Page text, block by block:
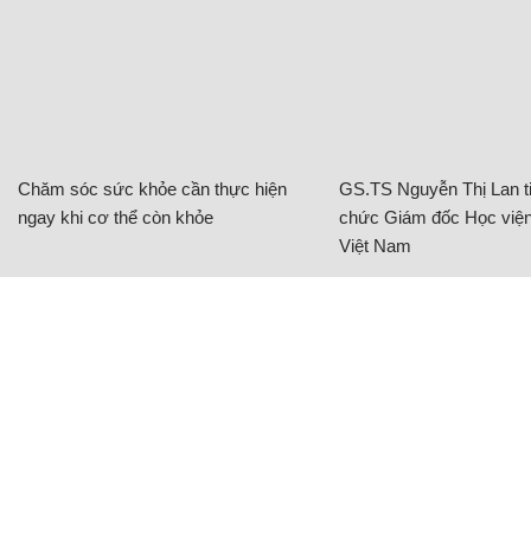
Chăm sóc sức khỏe cần thực hiện
ngay khi cơ thể còn khỏe
GS.TS Nguyễn Thị Lan
chức Giám đốc Học
Việt Nam